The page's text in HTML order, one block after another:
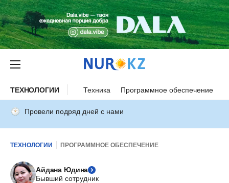
ТЕХНОЛОГИИ Техника Программное обеспечение
Провели подряд дней с нами
ТЕХНОЛОГИИ ПРОГРАММНОЕ ОБЕСПЕЧЕНИЕ
Айдана Юдина
Бывший сотрудник